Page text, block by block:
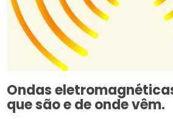
Ondas
que são e de onde vêm.